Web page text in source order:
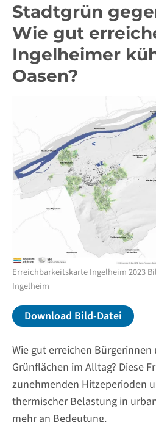
Stadtgrün
Wie gut
Ingelheimer
Oasen?
Erreichbarkeitskarte Ingelheim 2023
Ingelheim
Download Bild-Datei
Wie gut erreichen
Grünflächen im Alltag? Diese
zunehmenden Hitzeperioden
thermischer Belastung in
mehr an Bedeutung.